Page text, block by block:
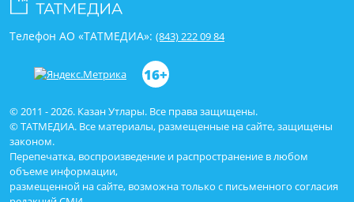
© 2011 - 2026. Казан Утлары. Все права защищены.
© ТАТМЕДИА. Все материалы, размещенные на сайте, защищены
законом.
Перепечатка, воспроизведение и распространение в любом
объеме информации,
размещенной на сайте, возможна только с письменного согласия
Телефон АО «ТАТМЕДИА»: (843) 222 09 84
16+